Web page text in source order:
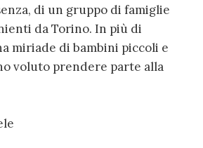
di un gruppo di famiglie
da Torino. In più di
miriade di bambini piccoli e
voluto prendere parte alla